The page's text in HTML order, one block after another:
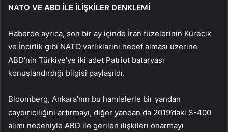
NATO VE ABD İLE İLİŞKİLER DENKLEMİ
Haberde ayrıca, son bir ay içinde İran füzelerinin Kürecik
ve İncirlik gibi NATO varlıklarını hedef alması üzerine
ABD’nin Türkiye’ye iki adet Patriot bataryası
konuşlandırdığı bilgisi paylaşıldı.
Bloomberg, Ankara’nın bu hamlelerle bir yandan
caydırıcılığını artırmayı, diğer yandan da 2019’daki S-400
alımı nedeniyle ABD ile gerilen ilişkileri onarmayı